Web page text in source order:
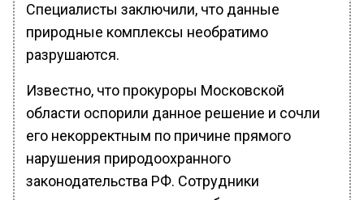
Специалисты заключили, что данные
природные комплексы необратимо
разрушаются.
Известно, что прокуроры Московской
области оспорили данное решение и сочли
его некорректным по причине прямого
нарушения природоохранного
законодательства РФ. Сотрудники